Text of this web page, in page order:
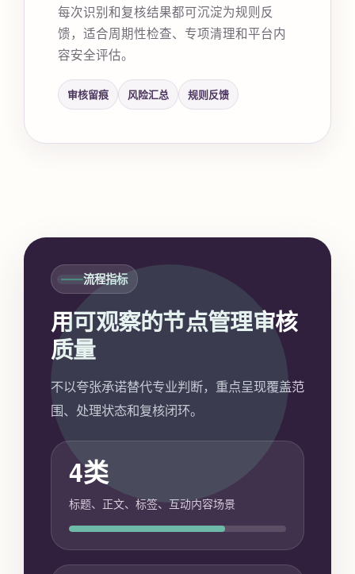
每次识别和复核结果都可沉淀为规则反
馈，适合周期性检查、专项清理和平台内
容安全评估。
审核留痕 风险汇总 规则反馈
流程指标
用可观察的节点管理审核
质量
不以夸张承诺替代专业判断，重点呈现覆盖范
围、处理状态和复核闭环。
4类
标题、正文、标签、互动内容场景